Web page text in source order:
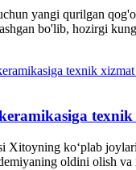
yangi qurilgan
bo'lib, hozirgi
Xitoyning koʻplab
oldini olish